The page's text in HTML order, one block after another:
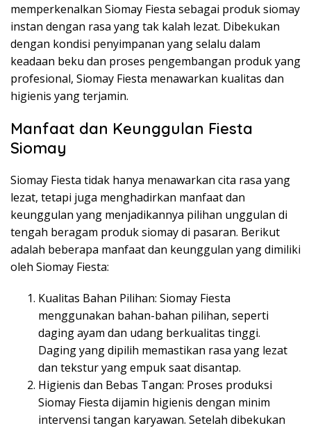
memperkenalkan Siomay Fiesta sebagai produk siomay
instan dengan rasa yang tak kalah lezat. Dibekukan
dengan kondisi penyimpanan yang selalu dalam
keadaan beku dan proses pengembangan produk yang
profesional, Siomay Fiesta menawarkan kualitas dan
higienis yang terjamin.
Manfaat dan Keunggulan Fiesta
Siomay
Siomay Fiesta tidak hanya menawarkan cita rasa yang
lezat, tetapi juga menghadirkan manfaat dan
keunggulan yang menjadikannya pilihan unggulan di
tengah beragam produk siomay di pasaran. Berikut
adalah beberapa manfaat dan keunggulan yang dimiliki
oleh Siomay Fiesta:
Kualitas Bahan Pilihan: Siomay Fiesta
menggunakan bahan-bahan pilihan, seperti
daging ayam dan udang berkualitas tinggi.
Daging yang dipilih memastikan rasa yang lezat
dan tekstur yang empuk saat disantap.
Higienis dan Bebas Tangan: Proses produksi
Siomay Fiesta dijamin higienis dengan minim
intervensi tangan karyawan. Setelah dibekukan